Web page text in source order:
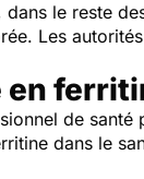
le reste
Les
de santé
dans le